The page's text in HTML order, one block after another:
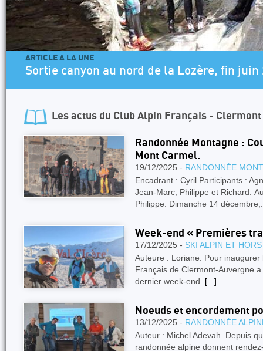
ARTICLE A LA UNE
Sortie canyon au nord de la Lozère, fin juin
Les actus du Club Alpin Français -
Randonnée Montagne :
Mont Carmel.
19/12/2025 - RANDONNÉE
Encadrant : Cyril.Participants :
Jean-Marc, Philippe et Richard.
Philippe. Dimanche 14
Week-end « Premières
17/12/2025 - SKI ALPIN ET
Auteure : Loriane. Pour inaugurer
Français de Clermont-Auvergne
dernier week-end. [...]
Noeuds et encordement
13/12/2025 - RANDONNÉE
Auteur : Michel Adevah. Depuis
randonnée alpine donnent